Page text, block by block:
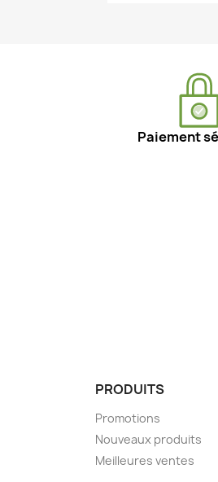
Paiement
PRODUITS
Promotions
Nouveaux produits
Meilleures ventes